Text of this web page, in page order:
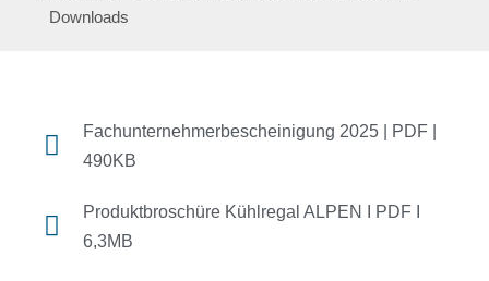
Downloads
Fachunternehmerbescheinigung 2025 | PDF |
490KB
Produktbroschüre Kühlregal ALPEN I PDF I
6,3MB